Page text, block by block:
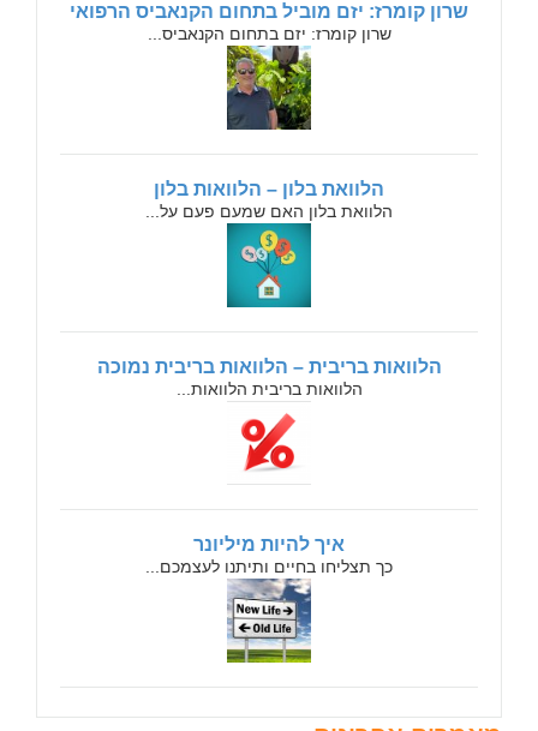
שרון קומרז: יזם מוביל בתחום הקנאביס הרפואי
שרון קומרז: יזם בתחום הקנאביס...
הלוואת בלון – הלוואות בלון
הלוואת בלון האם שמעם פעם על...
הלוואות בריבית – הלוואות בריבית נמוכה
הלוואות בריבית הלוואות...
איך להיות מיליונר
כך תצליחו בחיים ותיתנו לעצמכם...